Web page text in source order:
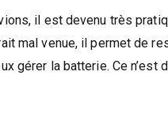
il est devenu très
mal venue, il permet de
gérer la batterie. Ce